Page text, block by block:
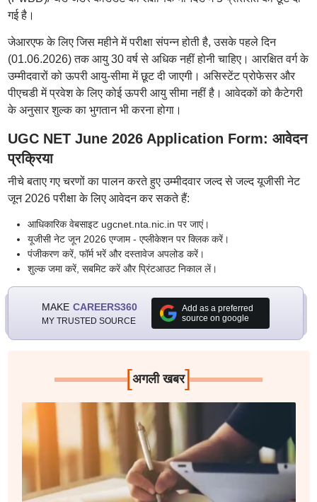
गई है।
जेआरएफ के लिए जिस महीने में परीक्षा संपन्न होती है, उसके पहले दिन
(01.06.2026) तक आयु 30 वर्ष से अधिक नहीं होनी चाहिए। आरक्षित वर्ग के
उम्मीदवारों को ऊपरी आयु-सीमा में छूट दी जाएगी। असिस्टेंट प्रोफेसर और
पीएचडी में प्रवेश के लिए कोई ऊपरी आयु सीमा नहीं है। आवेदकों को कैटेगरी
के अनुसार शुल्क का भुगतान भी करना होगा।
UGC NET June 2026 Application Form: आवेदन
प्रक्रिया
नीचे बताए गए चरणों का पालन करते हुए उम्मीदवार जल्द से जल्द यूजीसी नेट
जून 2026 परीक्षा के लिए आवेदन कर सकते हैं:
आधिकारिक वेबसाइट ugcnet.nta.nic.in पर जाएं।
यूजीसी नेट जून 2026 एग्जाम - एप्लीकेशन पर क्लिक करें।
पंजीकरण करें, फॉर्म भरें और दस्तावेज अपलोड करें।
शुल्क जमा करें, सबमिट करें और प्रिंटआउट निकाल लें।
MAKE CAREERS360
MY TRUSTED SOURCE
Add as a preferred
source on google
[अगली खबर]